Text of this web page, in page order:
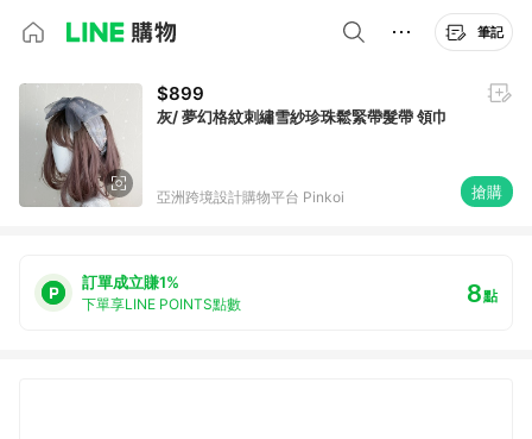
筆記
$899
灰/ 夢幻格紋刺繡雪紗珍珠鬆緊帶髮帶 領巾
亞洲跨境設計購物平台 Pinkoi 搶購
訂單成立賺1%
下單享LINE POINTS點數 8點